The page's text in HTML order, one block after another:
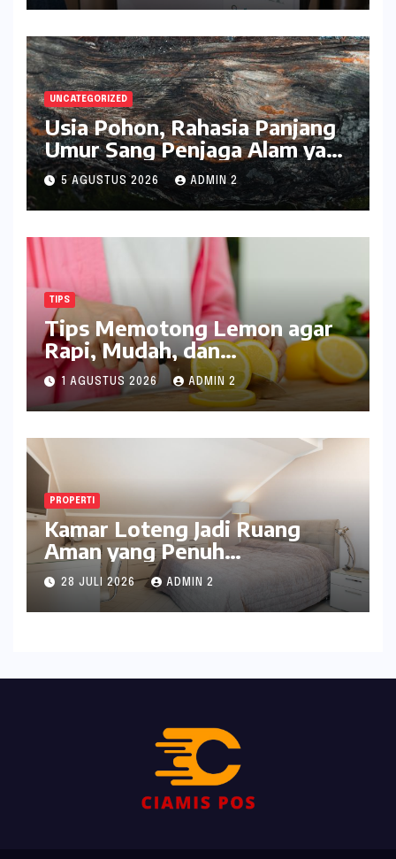
UNCATEGORIZED
Usia Pohon, Rahasia Panjang
Umur Sang Penjaga Alam yang
Menakjubkan
5 AGUSTUS 2026 ADMIN 2
TIPS
Tips Memotong Lemon agar
Rapi, Mudah, dan
Menghasilkan Perasan yang
Maksimal
1 AGUSTUS 2026 ADMIN 2
PROPERTI
Kamar Loteng Jadi Ruang
Aman yang Penuh
Kepribadian di Dalam Rumah
28 JULI 2026 ADMIN 2